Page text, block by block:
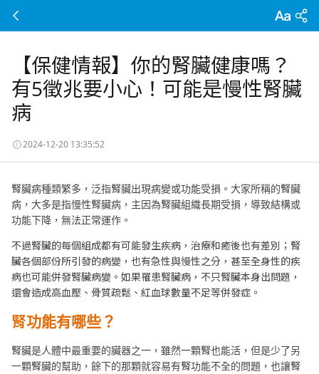
【保健情報】你的腎臟健康嗎？
有5徵兆要小心！可能是慢性腎臟
病
2024-12-20 13:35:52
腎臟病種類繁多，泛指腎臟出現病變或功能受損。大家所稱的腎臟
病，大多是指慢性腎臟病，主因為腎臟組織長期受損，導致結構或
功能下降，無法正常運作。
不過腎臟的每個組成都有可能發生疾病，治療和癒後也有差別；腎
臟各個部份所引發的病變，也有急性與慢性之分，甚至全身性的疾
病也可能併發腎臟病變。如果罹患腎臟病，不只腎臟本身出問題，
還會造成高血壓、骨質疏鬆、紅血球數量不足等併發症。
腎功能有哪些？
腎臟是人體中最重要的臟器之一，雖然一顆腎也能活，但是少了另
一顆腎臟的幫助，餘下的那顆就容易有腎功能不全的問題，也讓腎